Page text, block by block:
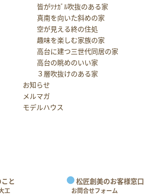
皆がﾂﾅｶﾞﾙ吹抜のある家
真南を向いた斜めの家
空が見える終の住処
趣味を楽しむ家族の家
高台に建つ三世代同居の家
高台の眺めのいい家
３層吹抜けのある家
お知らせ
メルマガ
モデルハウス
と
工
松匠創美のお客様窓口
お問合せフォーム